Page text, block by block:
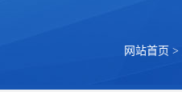
网站首页 >